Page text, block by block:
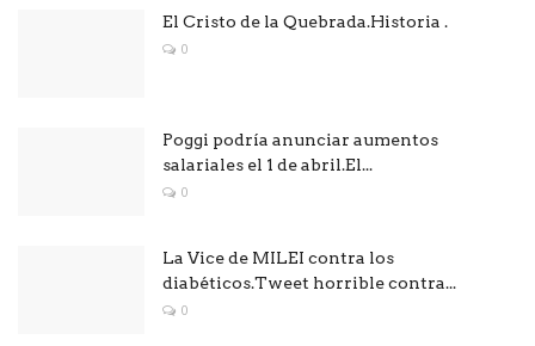
El Cristo de la Quebrada.Historia .
0
Poggi podría anunciar aumentos
salariales el 1 de abril.El...
0
La Vice de MILEI contra los
diabéticos.Tweet horrible contra...
0